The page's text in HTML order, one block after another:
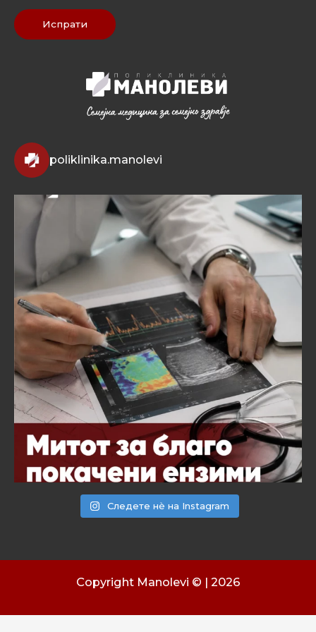
Испрати
poliklinika.manolevi
Следете нѐ на Instagram
Copyright Manolevi © | 2026